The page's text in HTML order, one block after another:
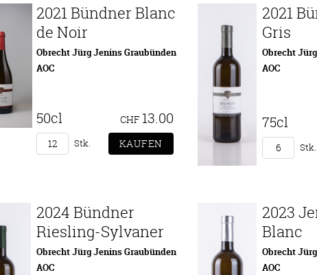
2021 Bündner Blanc
de Noir
Obrecht Jürg Jenins Graubünden
AOC
50cl CHF 13.00
Stk.
2021
Gris
Obrecht
AOC
75cl
Stk.
2024 Bündner
Riesling-Sylvaner
Obrecht Jürg Jenins Graubünden
AOC
2023
Blanc
Obrecht
AOC